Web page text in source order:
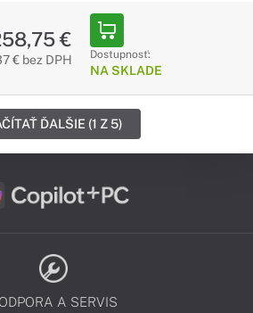
€
€ bez DPH Dostupnosť:
NA SKLADE
ĎALŠIE (1 Z 5)
A SERVIS